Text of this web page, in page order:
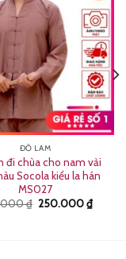
ĐỒ LAM
đi chùa cho nam vải
Socola kiểu la hán
MS027
₫ Giá
250.000₫Giá
hiện